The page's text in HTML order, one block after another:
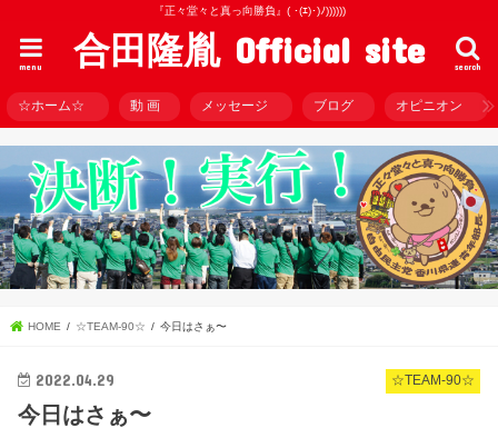
『正々堂々と真っ向勝負』( ･(ｴ)･)ﾉ))))))
合田隆胤 Official site search
menu
☆ホーム☆ 動 画 メッセージ ブログ オピニオン
HOME ☆TEAM-90☆ 今日はさぁ〜
☆TEAM-90☆
2022.04.29
今日はさぁ〜